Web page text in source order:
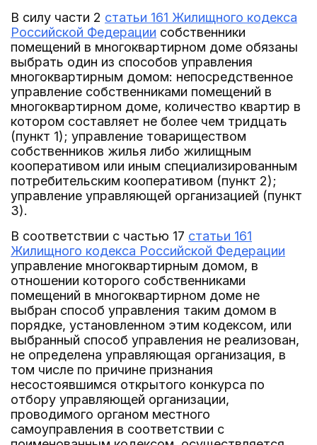
В силу части 2 статьи 161 Жилищного кодекса
Российской Федерации собственники
помещений в многоквартирном доме обязаны
выбрать один из способов управления
многоквартирным домом: непосредственное
управление собственниками помещений в
многоквартирном доме, количество квартир в
котором составляет не более чем тридцать
(пункт 1); управление товариществом
собственников жилья либо жилищным
кооперативом или иным специализированным
потребительским кооперативом (пункт 2);
управление управляющей организацией (пункт
3).
В соответствии с частью 17 статьи 161
Жилищного кодекса Российской Федерации
управление многоквартирным домом, в
отношении которого собственниками
помещений в многоквартирном доме не
выбран способ управления таким домом в
порядке, установленном этим кодексом, или
выбранный способ управления не реализован,
не определена управляющая организация, в
том числе по причине признания
несостоявшимся открытого конкурса по
отбору управляющей организации,
проводимого органом местного
самоуправления в соответствии с